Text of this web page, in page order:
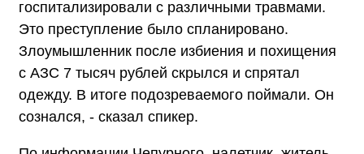
госпитализировали с различными травмами.
Это преступление было спланировано.
Злоумышленник после избиения и похищения
с АЗС 7 тысяч рублей скрылся и спрятал
одежду. В итоге подозреваемого поймали. Он
сознался, - сказал спикер.